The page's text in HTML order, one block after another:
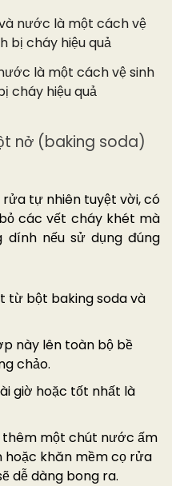
là một cách vệ sinh
cháy hiệu quả
nở (baking soda)
tự nhiên tuyệt vời, có
các vết cháy khét mà
dính nếu sử dụng đúng
từ bột baking soda và
này lên toàn bộ bề
chảo.
giờ hoặc tốt nhất là
thêm một chút nước ấm
hoặc khăn mềm cọ rửa
dễ dàng bong ra.